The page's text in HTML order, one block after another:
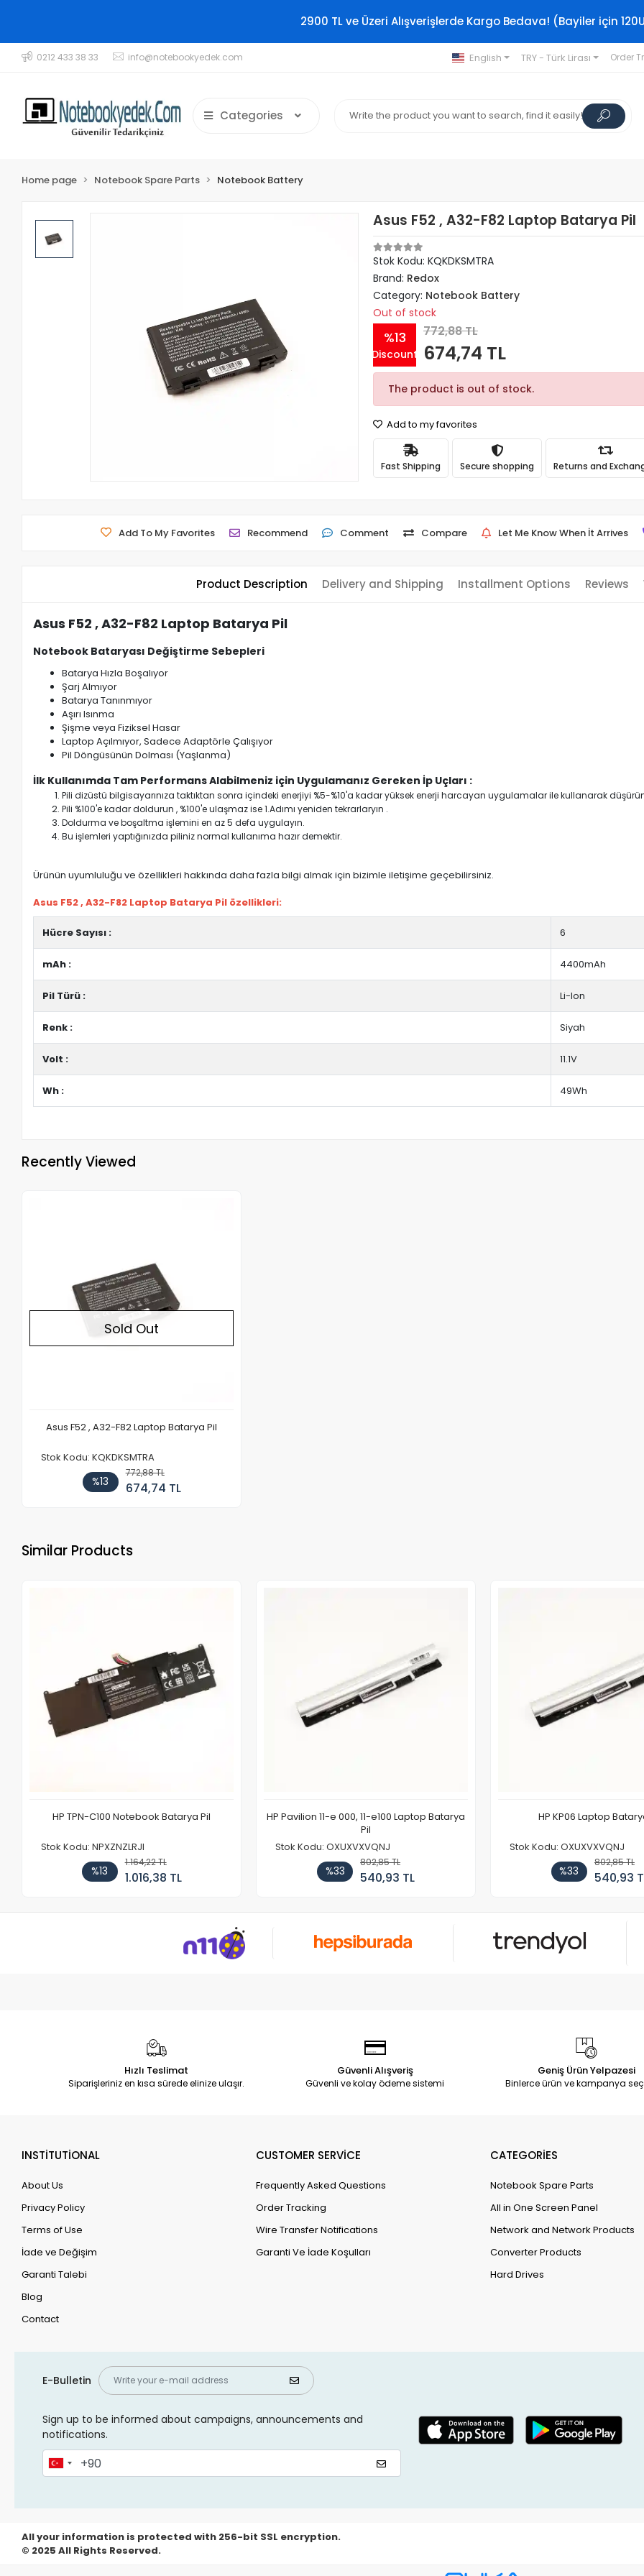
2900 TL ve Üzeri Alışverişlerde Kargo Bedava! (Bayiler için
0212 433 38 33 info@notebookyedek.com English TRY - Türk Lirası Order
Categories
Home page Notebook Spare Parts Notebook Battery
Asus F52 , A32-F82 Laptop Batarya Pil
Stok Kodu: KQKDKSMTRA
Brand: Redox
Category: Notebook Battery
Out of stock
%13
Discount
772,88 TL
674,74 TL
The product is out of stock.
Add to my favorites
Fast Shipping Secure shopping Returns and
Add To My Favorites Recommend Comment Compare Let Me Know When İt Arrives
Product Description Delivery and Shipping Installment Options Reviews
Asus F52 , A32-F82 Laptop Batarya Pil
Notebook Bataryası Değiştirme Sebepleri
Batarya Hızla Boşalıyor
Şarj Almıyor
Batarya Tanınmıyor
Aşırı Isınma
Şişme veya Fiziksel Hasar
Laptop Açılmıyor, Sadece Adaptörle Çalışıyor
Pil Döngüsünün Dolması (Yaşlanma)
İlk Kullanımda Tam Performans Alabilmeniz için Uygulamanız Gereken İp Uçları :
Pili dizüstü bilgisayarınıza taktıktan sonra içindeki enerjiyi %5-%10'a kadar yüksek enerji harcayan uygulamalar ile kullanarak
Pili %100'e kadar doldurun , %100'e ulaşmaz ise 1.Adımı yeniden tekrarlaryın .
Doldurma ve boşaltma işlemini en az 5 defa uygulayın.
Bu işlemleri yaptığınızda piliniz normal kullanıma hazır demektir.
Ürünün uyumluluğu ve özellikleri hakkında daha fazla bilgi almak için bizimle iletişime geçebilirsiniz.
Asus F52 , A32-F82 Laptop Batarya Pil özellikleri:
Hücre Sayısı : 6
mAh : 4400mAh
Pil Türü : Li-Ion
Renk : Siyah
Volt : 11.1V
Wh : 49Wh
Recently Viewed
Sold Out
Asus F52 , A32-F82 Laptop Batarya Pil
Stok Kodu: KQKDKSMTRA
%13
772,88 TL
674,74 TL
Similar Products
HP TPN-C100 Notebook Batarya Pil
Stok Kodu: NPXZNZLRJI
%13
1.164,22 TL
1.016,38 TL
HP Pavilion 11-e 000, 11-e100 Laptop Batarya
Pil
Stok Kodu: OXUXVXVQNJ
%33
802,85 TL
540,93 TL
HP KP06 Laptop
Stok Kodu: OXUXVXVQNJ
%33
802,85 TL
540,93
Hızlı Teslimat
Siparişleriniz en kısa sürede elinize ulaşır.
Güvenli Alışveriş
Güvenli ve kolay ödeme sistemi
Geniş Ürün Yelpazesi
Binlerce ürün ve kampanya
INSTİTUTİONAL
About Us
Privacy Policy
Terms of Use
İade ve Değişim
Garanti Talebi
Blog
Contact
CUSTOMER SERVİCE
Frequently Asked Questions
Order Tracking
Wire Transfer Notifications
Garanti Ve İade Koşulları
CATEGORİES
Notebook Spare Parts
All in One Screen Panel
Network and Network Products
Converter Products
Hard Drives
E-Bulletin
Sign up to be informed about campaigns, announcements and
notifications.
All your information is protected with 256-bit SSL encryption.
© 2025 All Rights Reserved.